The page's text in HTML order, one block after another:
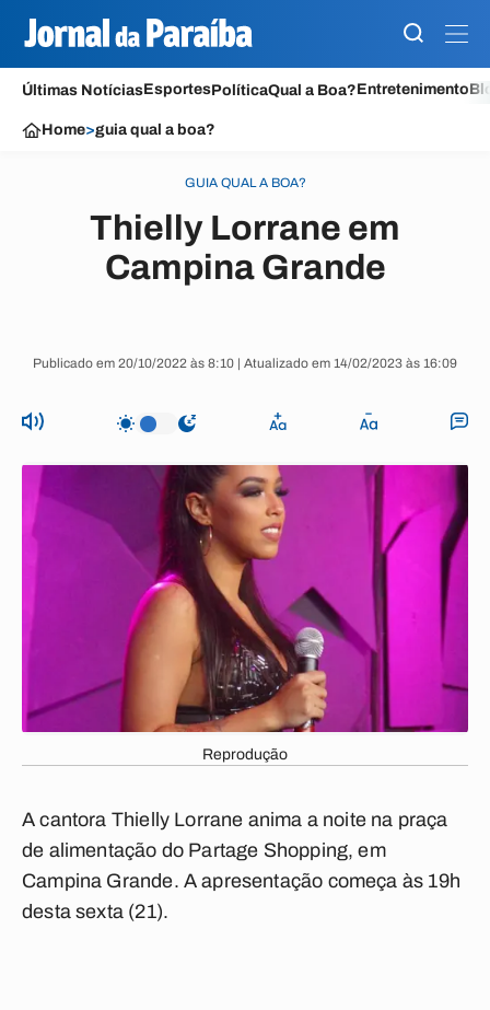
Últimas NotíciasEsportesPolíticaQual a Boa?Entretenimento
Home>guia qual a boa?
GUIA QUAL A BOA?
Thielly Lorrane em
Campina Grande
Publicado em 20/10/2022 às 8:10 | Atualizado em 14/02/2023 às 16:09
Reprodução
A cantora Thielly Lorrane anima a noite na praça
de alimentação do Partage Shopping, em
Campina Grande. A apresentação começa às 19h
desta sexta (21).